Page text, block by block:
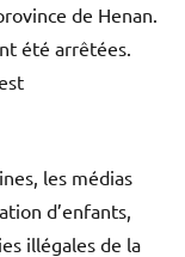
de Henan.
été arrêtées.
les médias
d’enfants,
illégales de la